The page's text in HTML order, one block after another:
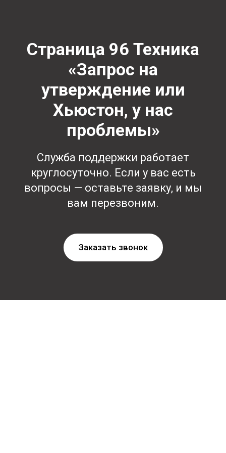
Страница 96 Техника
«Запрос на
утверждение или
Хьюстон, у нас
проблемы»
Служба поддержки работает
круглосуточно. Если у вас есть
вопросы — оставьте заявку, и мы
вам перезвоним.
Заказать звонок